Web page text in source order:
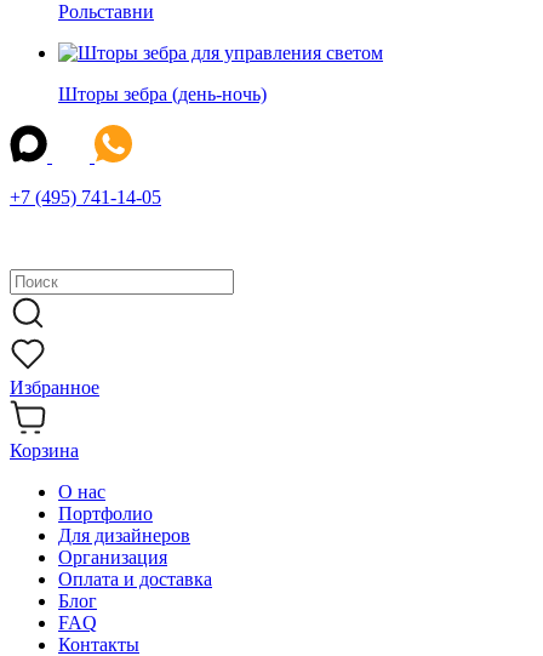
Рольставни
Шторы зебра (день-ночь)
+7 (495) 741-14-05
Избранное
Корзина
О нас
Портфолио
Для дизайнеров
Организация
Оплата и доставка
Блог
FAQ
Контакты